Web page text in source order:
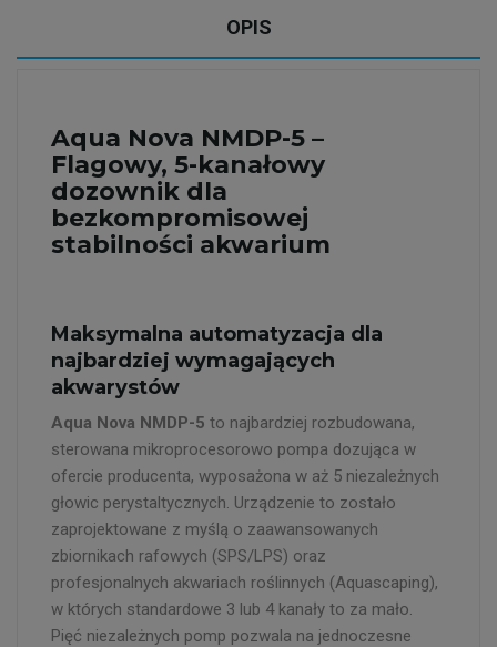
OPIS
Aqua Nova NMDP-5 –
Flagowy, 5-kanałowy
dozownik dla
bezkompromisowej
stabilności akwarium
Maksymalna automatyzacja dla
najbardziej wymagających
akwarystów
Aqua Nova NMDP-5 to najbardziej rozbudowana,
sterowana mikroprocesorowo pompa dozująca w
ofercie producenta, wyposażona w aż 5 niezależnych
głowic perystaltycznych. Urządzenie to zostało
zaprojektowane z myślą o zaawansowanych
zbiornikach rafowych (SPS/LPS) oraz
profesjonalnych akwariach roślinnych (Aquascaping),
w których standardowe 3 lub 4 kanały to za mało.
Pięć niezależnych pomp pozwala na jednoczesne